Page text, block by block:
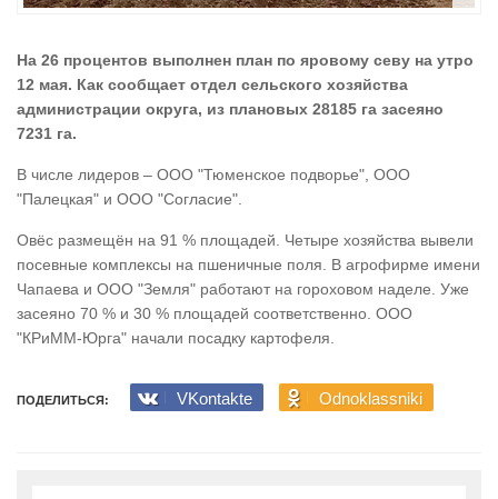
На 26 процентов выполнен план по яровому севу на утро
12 мая. Как сообщает отдел сельского хозяйства
администрации округа, из плановых 28185 га засеяно
7231 га.
В числе лидеров – ООО "Тюменское подворье", ООО
"Палецкая" и ООО "Согласие".
Овёс размещён на 91 % площадей. Четыре хозяйства вывели
посевные комплексы на пшеничные поля. В агрофирме имени
Чапаева и ООО "Земля" работают на гороховом наделе. Уже
засеяно 70 % и 30 % площадей соответственно. ООО
"КРиММ-Юрга" начали посадку картофеля.
ПОДЕЛИТЬСЯ: VKontakte Odnoklassniki